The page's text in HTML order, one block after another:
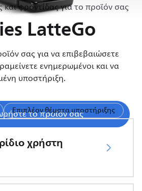
φροντίδας για το προϊόν σας
LatteGo
σας για να επιβεβαιώσετε
ενημερωμένοι και να
υποστήριξη.
το προϊόν σας
Επιπλέον θέματα υποστήριξης
χρήστη